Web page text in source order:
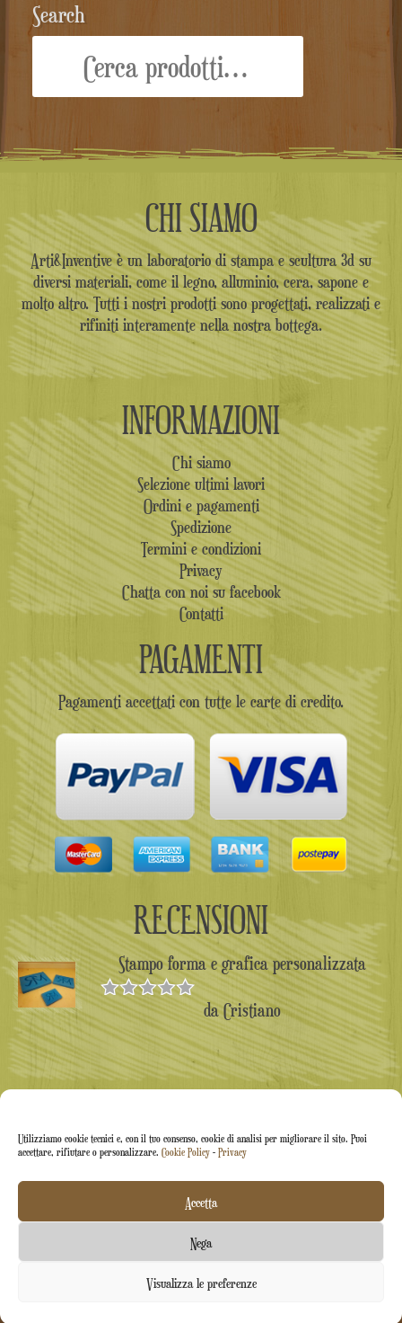
Utilizziamo cookie tecnici e, con il tuo consenso, cookie di analisi per migliorare il sito. Puoi
accettare, rifiutare o personalizzare. Cookie Policy - Privacy
Accetta
Nega
Visualizza le preferenze
Search
CHI SIAMO
Arti&Inventive è un laboratorio di stampa e scultura 3d su
diversi materiali, come il legno, alluminio, cera, sapone e
molto altro. Tutti i nostri prodotti sono progettati, realizzati e
rifiniti interamente nella nostra bottega.
INFORMAZIONI
Chi siamo
Selezione ultimi lavori
Ordini e pagamenti
Spedizione
Termini e condizioni
Privacy
Chatta con noi su facebook
Contatti
PAGAMENTI
Pagamenti accettati con tutte le carte di credito.
RECENSIONI
Stampo forma e grafica personalizzata
Valutato5
su 5
da Cristiano
Arti&Inventive ® 2005-2026 | P.iva 05070120877 |
Azienda iscritta all'albo artigiani CT-711169 | Rea CT-
426037
Contattaci